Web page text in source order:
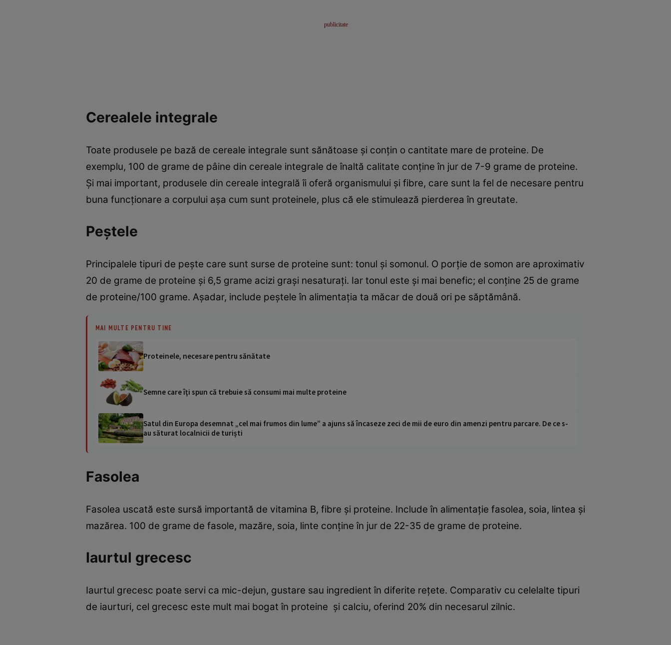
Cerealele integrale
Toate produsele pe bază de cereale integrale sunt sănătoase şi conţin o cantitate mare de proteine. De
exemplu, 100 de grame de pâine din cereale integrale de înaltă calitate conţine în jur de 7-9 grame de proteine.
Şi mai important, produsele din cereale integrală îi oferă organismului şi fibre, care sunt la fel de necesare pentru
buna funcţionare a corpului aşa cum sunt proteinele, plus că ele stimulează pierderea în greutate.
Peştele
Principalele tipuri de peşte care sunt surse de proteine sunt: tonul şi somonul. O porţie de somon are aproximativ
20 de grame de proteine şi 6,5 grame acizi graşi nesaturaţi. Iar tonul este şi mai benefic; el conţine 25 de grame
de proteine/100 grame. Aşadar, include peştele în alimentaţia ta măcar de două ori pe săptămână.
MAI MULTE PENTRU TINE
Proteinele, necesare pentru sănătate
Semne care îţi spun că trebuie să consumi mai multe proteine
Satul din Europa desemnat „cel mai frumos din lume” a ajuns să încaseze zeci de mii de euro din amenzi pentru parcare. De ce s-
au săturat localnicii de turiști
Fasolea
Fasolea uscată este sursă importantă de vitamina B, fibre şi proteine. Include în alimentaţie fasolea, soia, lintea şi
mazărea. 100 de grame de fasole, mazăre, soia, linte conţine în jur de 22-35 de grame de proteine.
Iaurtul grecesc
Iaurtul grecesc poate servi ca mic-dejun, gustare sau ingredient în diferite reţete. Comparativ cu celelalte tipuri
de iaurturi, cel grecesc este mult mai bogat în proteine şi calciu, oferind 20% din necesarul zilnic.